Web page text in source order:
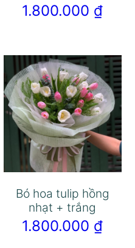
1.800.000 ₫
Bó hoa tulip hồng
nhạt + trắng
1.800.000 ₫